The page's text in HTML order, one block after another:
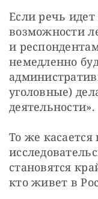
Если речь
возможности
и
немедленно
уголовные)
деятельности».
То же
становятся
кто живет в